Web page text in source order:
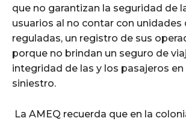
que no garantizan la seguridad de
usuarios al no contar con
reguladas, un registro de sus
porque no brindan un seguro de
integridad de las y los pasajeros en
siniestro.
La AMEQ recuerda que en la